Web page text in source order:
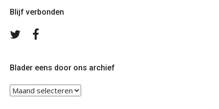
Blijf verbonden
Volg
Blader eens door ons archief
Blader
eens